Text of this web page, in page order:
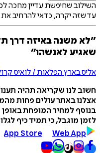
השילוב שחיפשת עדיין מחכה
עד שזה יקרה, כדאי להרחיב את
״לא משנה באיזה דרך
שאגיע לאנשהו״
אליס בארץ הפלאות / לואיס
חשוב לנו שקריאה תהיה
אצלנו באתר עולים פחות
בנוסף למחיר המופחת
לזמן מוגבל, כי תמיד כיף
App Store Web App